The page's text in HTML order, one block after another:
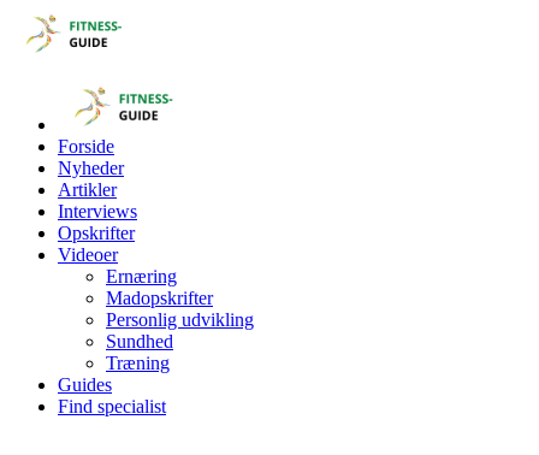
Forside
Nyheder
Artikler
Interviews
Opskrifter
Videoer
Ernæring
Madopskrifter
Personlig udvikling
Sundhed
Træning
Guides
Find specialist